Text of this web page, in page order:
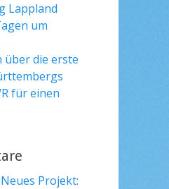
Lappland
um
die erste
für einen
Neues Projekt: